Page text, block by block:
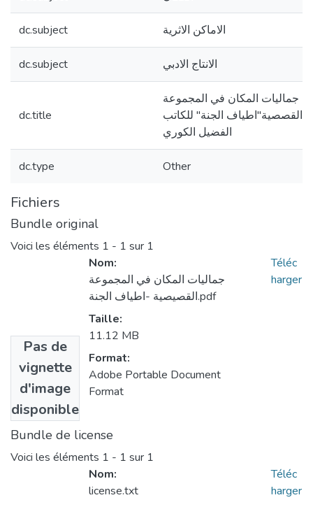
dc.subject الاماكن الاثرية
dc.subject الانتاج الادبي
dc.title
جماليات المكان في المجموعة
القصصية"اطياف الجنة" للكاتب
الفضيل الكوري
dc.type Other
Fichiers
Bundle original
Voici les éléments 1 - 1 sur 1
Pas de
vignette
d'image
disponible
Nom:
جماليات المكان في المجموعة
القصيصية -اطياف الجنة.pdf
Taille:
11.12 MB
Format:
Adobe Portable Document
Format
Téléc
harger
Bundle de license
Voici les éléments 1 - 1 sur 1
Nom:
license.txt
Téléc
harger